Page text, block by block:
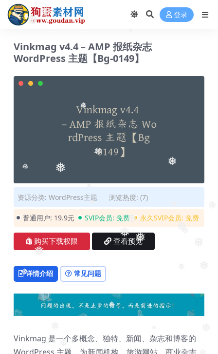
❅
❅
❅
❅
❅
❅
❅
❅
❅
❅
❅
❅
❅
❅
❅ 登录
Vinkmag v4.4 – AMP 报纸杂志
WordPress 主题【Bg-0149】
资源分类: WordPress主题 浏览热度: (7)
普通用户: 19.9元 SVIP会员: 免费 永久SVIP会员: 免费
购买下载权限 查看预览
详情介绍 常见问题
Vinkmag 是一个多概念、独特、新闻、杂志和博客的